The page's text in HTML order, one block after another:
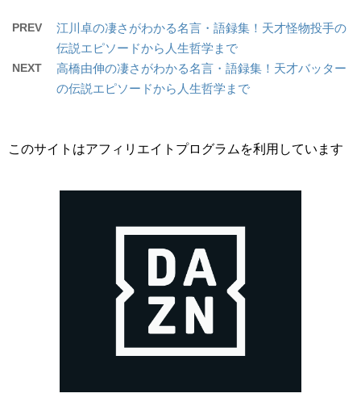
PREV
江川卓の凄さがわかる名言・語録集！天才怪物投手の
伝説エピソードから人生哲学まで
NEXT
高橋由伸の凄さがわかる名言・語録集！天才バッター
の伝説エピソードから人生哲学まで
このサイトはアフィリエイトプログラムを利用しています